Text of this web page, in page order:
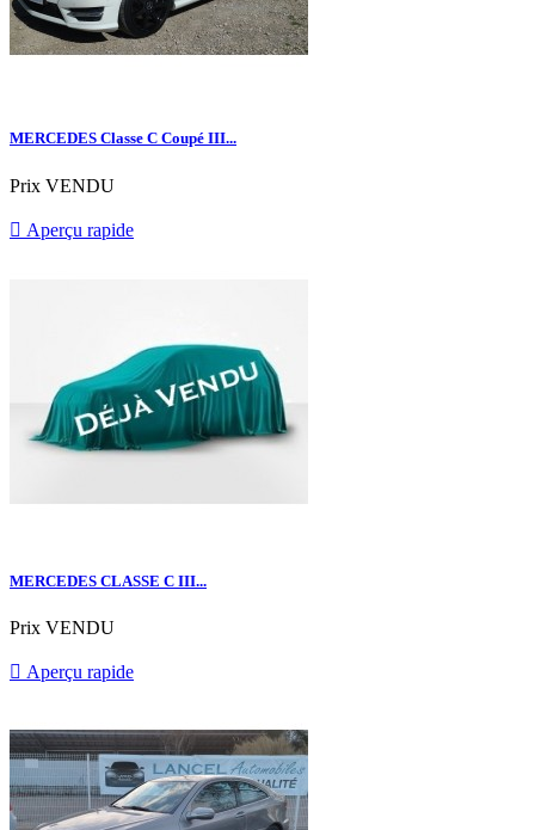
MERCEDES Classe C Coupé III...
Prix VENDU
 Aperçu rapide
MERCEDES CLASSE C III...
Prix VENDU
 Aperçu rapide